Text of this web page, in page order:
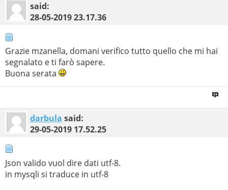
said:
28-05-201923.17.36
Grazie mzanella, domani verifico tutto quello che mi hai
segnalato e ti farò sapere.
Buona serata
darbula said:
29-05-2019 17.52.25
Json valido vuol dire dati utf-8.
in mysqli si traduce in utf-8